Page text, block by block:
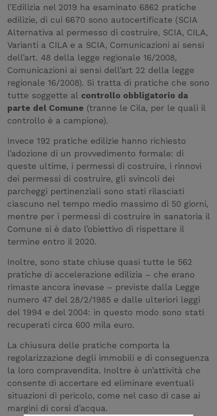
l’Edilizia nel 2019 ha esaminato 6862 pratiche
edilizie, di cui 6670 sono autocertificate (SCIA
Alternativa al permesso di costruire, SCIA, CILA,
Varianti a CILA e a SCIA, Comunicazioni ai sensi
dell’art. 48 della legge regionale 16/2008,
Comunicazioni ai sensi dell’art 22 della legge
regionale 16/2008). Si tratta di pratiche che sono
tutte soggette al controllo obbligatorio da
parte del Comune (tranne le Cila, per le quali il
controllo è a campione).
Invece 192 pratiche edilizie hanno richiesto
l’adozione di un provvedimento formale: di
queste ultime, i permessi di costruire, i rinnovi
dei permessi di costruire, gli svincoli dei
parcheggi pertinenziali sono stati rilasciati
ciascuno nel tempo medio massimo di 50 giorni,
mentre per i permessi di costruire in sanatoria il
Comune si è dato l’obiettivo di rispettare il
termine entro il 2020.
Inoltre, sono state chiuse quasi tutte le 562
pratiche di accelerazione edilizia – che erano
rimaste ancora inevase – previste dalla Legge
numero 47 del 28/2/1985 e dalle ulteriori leggi
del 1994 e del 2004: in questo modo sono stati
recuperati circa 600 mila euro.
La chiusura delle pratiche comporta la
regolarizzazione degli immobili e di conseguenza
la loro compravendita. Inoltre è un’attività che
consente di accertare ed eliminare eventuali
situazioni di pericolo, come nel caso di case ai
margini di corsi d’acqua.